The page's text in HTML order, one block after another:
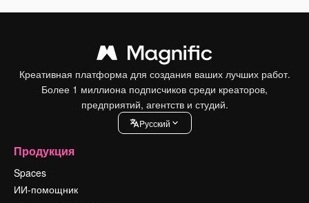
Креативная платформа для создания ваших лучших работ.
Более 1 миллиона подписчиков среди креаторов,
предприятий, агентств и студий.
Pусский
Продукция
Spaces
ИИ-помощник